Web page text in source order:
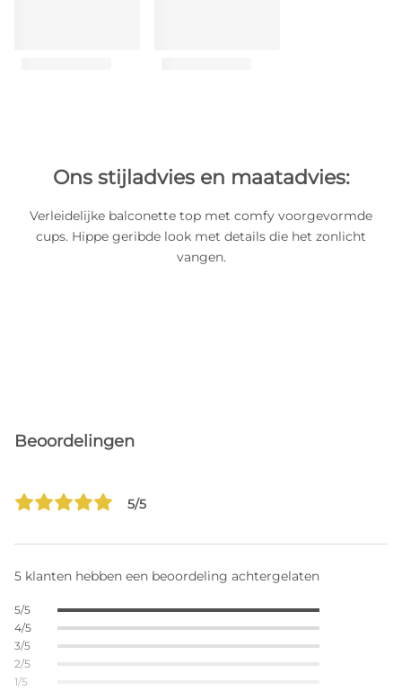
Ons stijladvies en maatadvies:
Verleidelijke balconette top met comfy voorgevormde
cups. Hippe geribde look met details die het zonlicht
vangen.
Beoordelingen
5/5
5 klanten hebben een beoordeling achtergelaten
5/5
4/5
3/5
2/5
1/5